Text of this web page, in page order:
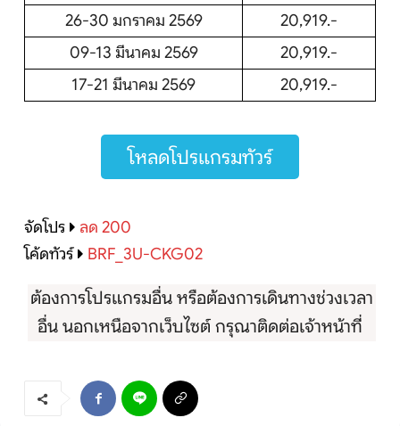
26-30 มกราคม 2569
20,919.-
09-13 มีนาคม 2569
20,919.-
17-21 มีนาคม 2569
20,919.-
โหลดโปรแกรมทัวร์
จัดโปร
ลด 200
โค้ดทัวร์
BRF_3U-CKG02
ต้องการโปรแกรมอื่น หรือต้องการเดินทางช่วงเวลา
อื่น นอกเหนือจากเว็บไซต์ กรุณาติดต่อเจ้าหน้าที่